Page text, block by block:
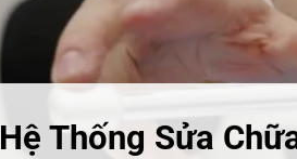
Hệ Thống Sửa